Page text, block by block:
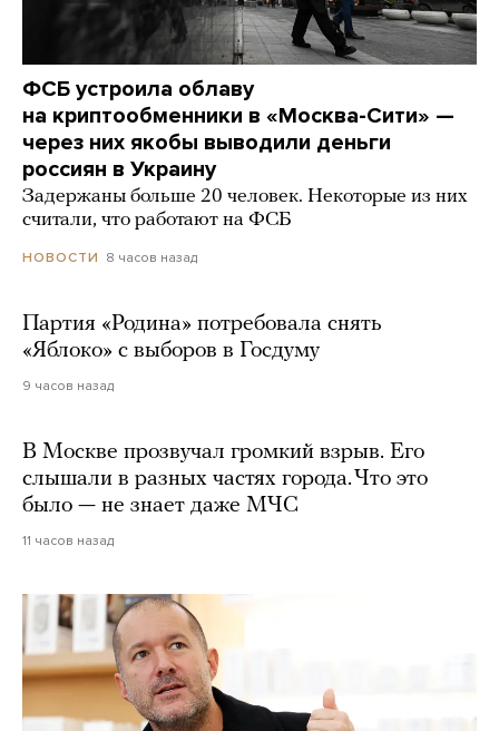
ФСБ устроила облаву
на криптообменники в «Москва-Сити» —
через них якобы выводили деньги
россиян в Украину
Задержаны больше 20 человек. Некоторые из них
считали, что работают на ФСБ
НОВОСТИ 8 часов назад
Партия «Родина» потребовала снять
«Яблоко» с выборов в Госдуму
9 часов назад
В Москве прозвучал громкий взрыв. Его
слышали в разных частях города. Что это
было — не знает даже МЧС
11 часов назад